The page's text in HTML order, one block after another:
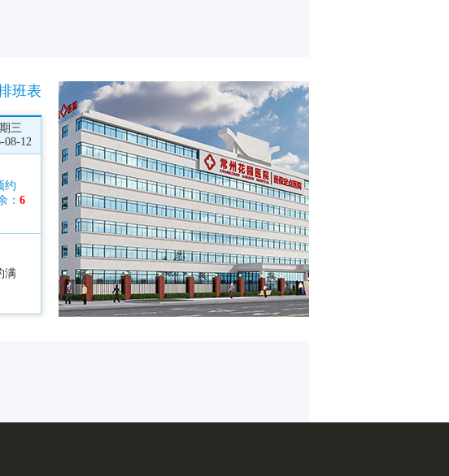
班表
三
08-12
约
： 6
满